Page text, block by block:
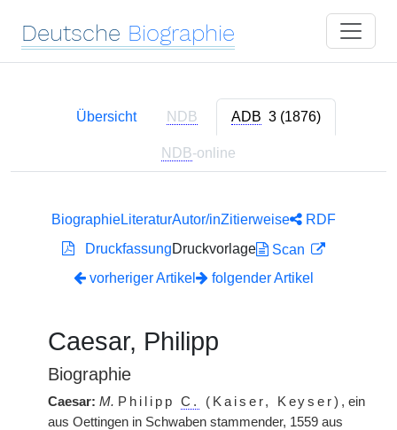
Deutsche Biographie
Übersicht NDB ADB 3 (1876)
NDB-online
BiographieLiteraturAutor/inZitierweise
RDF
DruckfassungDruckvorlage
Scan
vorheriger Artikel
folgender Artikel
Caesar, Philipp
Biographie
Caesar: M. Philipp C. (Kaiser, Keyser) , ein
aus Oettingen in Schwaben stammender, 1559 aus